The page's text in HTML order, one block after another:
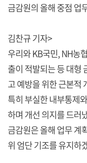
금감원의 올해 중점 업
김찬규 기자>
우리와 KB국민, NH농
출이 적발되는 등 대형
고 예방을 위한 근본적
특히 부실한 내부통제
하며 개선 의지를 드러
금감원은 올해 업무 계
위 엄단 기조를 유지하